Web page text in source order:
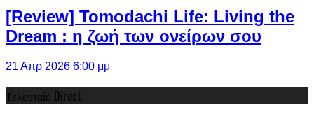
[Review] Tomodachi Life: Living the
Dream : η ζωή των ονείρων σου
21 Απρ 2026 6:00 μμ
Τελευταίο Direct: